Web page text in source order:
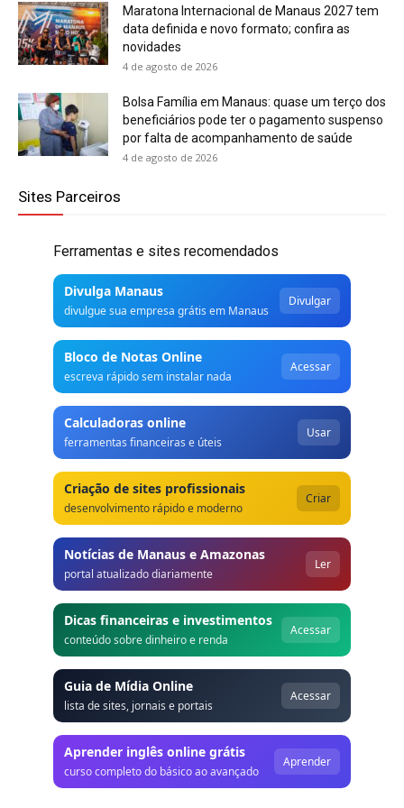
Maratona Internacional de Manaus 2027 tem
data definida e novo formato; confira as
novidades
4 de agosto de 2026
Bolsa Família em Manaus: quase um terço dos
beneficiários pode ter o pagamento suspenso
por falta de acompanhamento de saúde
4 de agosto de 2026
Sites Parceiros
Ferramentas e sites recomendados
Divulga Manaus
divulgue sua empresa grátis em Manaus
Divulgar
Bloco de Notas Online
escreva rápido sem instalar nada
Acessar
Calculadoras online
ferramentas financeiras e úteis
Usar
Criação de sites profissionais
desenvolvimento rápido e moderno
Criar
Notícias de Manaus e Amazonas
portal atualizado diariamente
Ler
Dicas financeiras e investimentos
conteúdo sobre dinheiro e renda
Acessar
Guia de Mídia Online
lista de sites, jornais e portais
Acessar
Aprender inglês online grátis
curso completo do básico ao avançado
Aprender